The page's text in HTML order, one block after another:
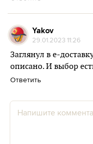
Yakov
29.01.2023 11:26
Заглянул в е-
описано. И выбор
Ответить